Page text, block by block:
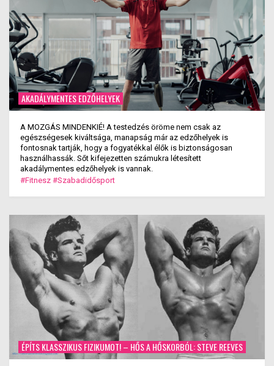
AKADÁLYMENTES EDZŐHELYEK
A MOZGÁS MINDENKIÉ! A testedzés öröme nem csak az
egészségesek kiváltsága, manapság már az edzőhelyek is
fontosnak tartják, hogy a fogyatékkal élők is biztonságosan
használhassák. Sőt kifejezetten számukra létesített
akadálymentes edzőhelyek is vannak.
#Fitnesz #Szabadidősport
ÉPÍTS KLASSZIKUS FIZIKUMOT! – HŐS A HŐSKORBÓL: STEVE REEVES